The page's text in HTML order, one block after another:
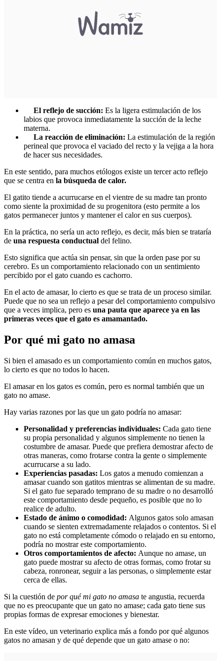
El reflejo de succión: Es la ligera estimulación de los
labios que provoca inmediatamente la succión de la leche
materna.
La reacción de eliminación: La estimulación de la región
perineal que provoca el vaciado del recto y la vejiga a la hora
de hacer sus necesidades.
En este sentido, para muchos etólogos existe un tercer acto reflejo
que se centra en la búsqueda de calor.
El gatito tiende a acurrucarse en el vientre de su madre tan pronto
como siente la proximidad de su progenitora (esto permite a los
gatos permanecer juntos y mantener el calor en sus cuerpos).
En la práctica, no sería un acto reflejo, es decir, más bien se trataría
de una respuesta conductual del felino.
Esto significa que actúa sin pensar, sin que la orden pase por su
cerebro. Es un comportamiento relacionado con un sentimiento
percibido por el gato cuando es cachorro.
En el acto de amasar, lo cierto es que se trata de un proceso similar.
Puede que no sea un reflejo a pesar del comportamiento compulsivo
que a veces implica, pero es una pauta que aparece ya en las
primeras veces que el gato es amamantado.
Por qué mi gato no amasa
Si bien el amasado es un comportamiento común en muchos gatos,
lo cierto es que no todos lo hacen.
El amasar en los gatos es común, pero es normal también que un
gato no amase.
Hay varias razones por las que un gato podría no amasar:
Personalidad y preferencias individuales: Cada gato tiene
su propia personalidad y algunos simplemente no tienen la
costumbre de amasar. Puede que prefiera demostrar afecto de
otras maneras, como frotarse contra la gente o simplemente
acurrucarse a su lado.
Experiencias pasadas: Los gatos a menudo comienzan a
amasar cuando son gatitos mientras se alimentan de su madre.
Si el gato fue separado temprano de su madre o no desarrolló
este comportamiento desde pequeño, es posible que no lo
realice de adulto.
Estado de ánimo o comodidad: Algunos gatos solo amasan
cuando se sienten extremadamente relajados o contentos. Si el
gato no está completamente cómodo o relajado en su entorno,
podría no mostrar este comportamiento.
Otros comportamientos de afecto: Aunque no amase, un
gato puede mostrar su afecto de otras formas, como frotar su
cabeza, ronronear, seguir a las personas, o simplemente estar
cerca de ellas.
Si la cuestión de por qué mi gato no amasa te angustia, recuerda
que no es preocupante que un gato no amase; cada gato tiene sus
propias formas de expresar emociones y bienestar.
En este vídeo, un veterinario explica más a fondo por qué algunos
gatos no amasan y de qué depende que un gato amase o no: